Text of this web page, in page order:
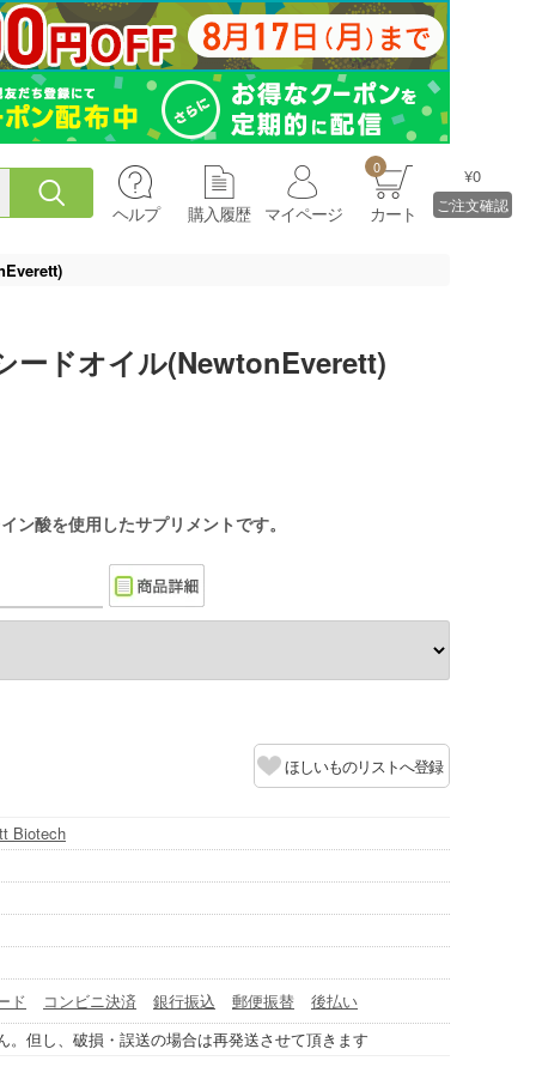
ヘルプ 購入履歴 マイページ
0
カート
¥0
ご注文確認
ードオイル(NewtonEverett)
酸を使用したサプリメントです。
ほしいものリストへ登録
Biotech
ド コンビニ決済 銀行振込 郵便振替
後払い
。但し、破損・誤送の場合は再発送させて頂きます